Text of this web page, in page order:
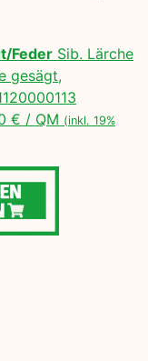
Feder Sib. Lärche
gesägt,
€ / QM (inkl. 19%